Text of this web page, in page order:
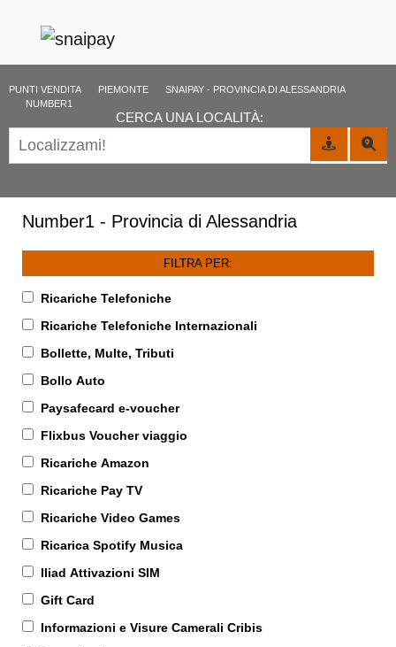
PUNTI VENDITA PIEMONTE
SNAIPAY - PROVINCIA DI ALESSANDRIA
NUMBER1
CERCA UNA LOCALITÀ:
Number1 - Provincia di Alessandria
FILTRA PER:
Ricariche Telefoniche
Ricariche Telefoniche Internazionali
Bollette, Multe, Tributi
Bollo Auto
Paysafecard e-voucher
Flixbus Voucher viaggio
Ricariche Amazon
Ricariche Pay TV
Ricariche Video Games
Ricarica Spotify Musica
Iliad Attivazioni SIM
Gift Card
Informazioni e Visure Camerali Cribis